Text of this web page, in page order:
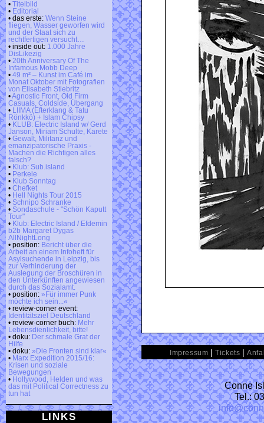
• Titelbild
• Editorial
• das erste: Wenn Steine
fliegen, Wasser geworfen wird
und der Staat sich zu
rechtfertigen versucht…
• inside out: 1.000 Jahre
DisLikezig
• 20th Anniversary Of The
Infamous Mobb Deep
• 49 m² – Kunst im Café im
Monat Oktober mit Fotografien
von Elisabeth Stiebritz
•Agnostic Front, Old Firm
Casuals, Coldside, Übergang
•
LIIMA (Efterklang & Tatu
Rönkkö) + Islam Chipsy
• KLUB: Electric Island w/ Gerd
Janson, Miriam Schulte, Karete
• Gewalt, Militanz und
emanzipatorische Praxis -
Machen die Richtigen alles
falsch?
• Klub: Sub.island
• Perkele
• Klub Sonntag
• Chefket
• Hell Nights Tour 2015
• Schnipo Schranke
• Sondaschule - "Schön Kaputt
Tour"
• Klub: Electric Island / Efdemin
b2b Margaret Dygas
AllNightLong
• position: Bericht über die
Arbeit an einem Infoheft für
Asylsuchende in Leipzig, bis
zur Verhinderung der
Auslegung der Broschüren in
den Unterkünften angewiesen
durch das Sozialamt.
• position: »Für immer Punk
möchte ich sein...«
• review-corner event:
Identitätsziel Deutschland
• review-corner buch: Mehr
Lebensdienlichkeit, bitte!
• doku: Der schmale Grat der
Hilfe
• doku: »Die Fronten sind klar«
• Marx Expedition 2015/16:
Krisen und soziale
Bewegungen
• Hollywood, Helden und was
das mit Political Correctness zu
tun hat
LINKS
Impressum |Tickets |
Conne
Tel.: